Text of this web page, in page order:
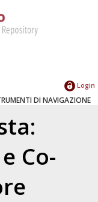
Login
DI NAVIGAZIONE
Co-